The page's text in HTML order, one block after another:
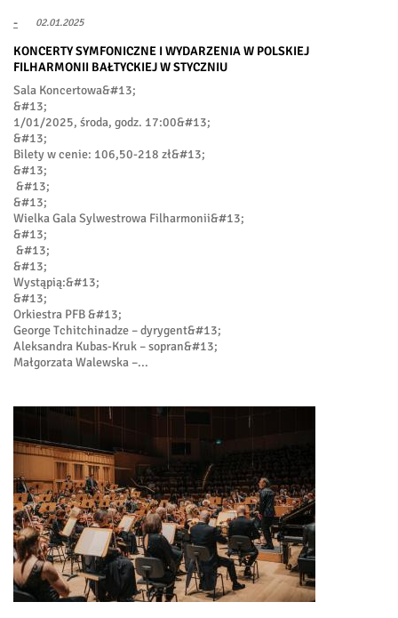
- 02.01.2025
KONCERTY SYMFONICZNE I WYDARZENIA W POLSKIEJ
FILHARMONII BAŁTYCKIEJ W STYCZNIU
Sala Koncertowa&#13;
&#13;
1/01/2025, środa, godz. 17:00&#13;
&#13;
Bilety w cenie: 106,50-218 zł&#13;
&#13;
&#13;
&#13;
Wielka Gala Sylwestrowa Filharmonii&#13;
&#13;
&#13;
&#13;
Wystąpią:&#13;
&#13;
Orkiestra PFB &#13;
George Tchitchinadze – dyrygent&#13;
Aleksandra Kubas-Kruk – sopran&#13;
Małgorzata Walewska –...